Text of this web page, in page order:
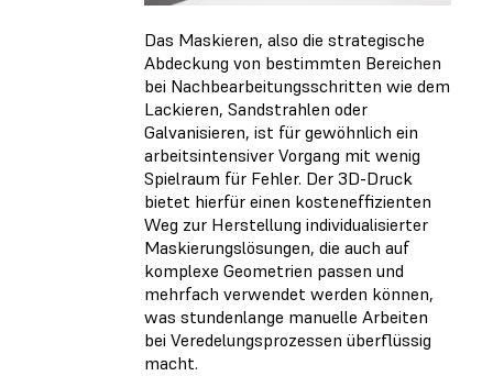
Das Maskieren, also die strategische
Abdeckung von bestimmten Bereichen
bei Nachbearbeitungsschritten wie dem
Lackieren, Sandstrahlen oder
Galvanisieren, ist für gewöhnlich ein
arbeitsintensiver Vorgang mit wenig
Spielraum für Fehler. Der 3D-Druck
bietet hierfür einen kosteneffizienten
Weg zur Herstellung individualisierter
Maskierungslösungen, die auch auf
komplexe Geometrien passen und
mehrfach verwendet werden können,
was stundenlange manuelle Arbeiten
bei Veredelungsprozessen überflüssig
macht.